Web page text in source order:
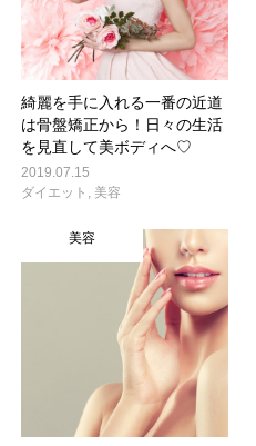
綺麗を手に入れる一番の近道
は骨盤矯正から！日々の生活
を見直して美ボディへ♡
2019.07.15
ダイエット , 美容
美容